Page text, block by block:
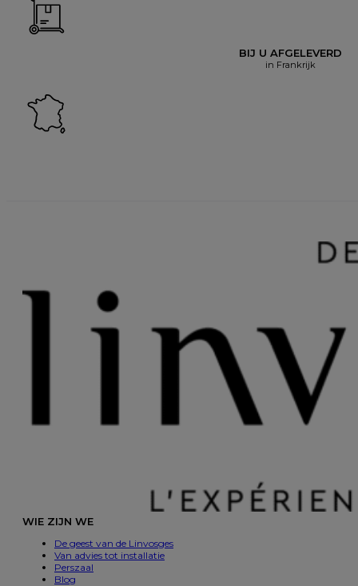
BIJ U AFGELEVERD
in Frankrijk
WIE ZIJN WE
De geest van de Linvosges
Van advies tot installatie
Perszaal
Blog